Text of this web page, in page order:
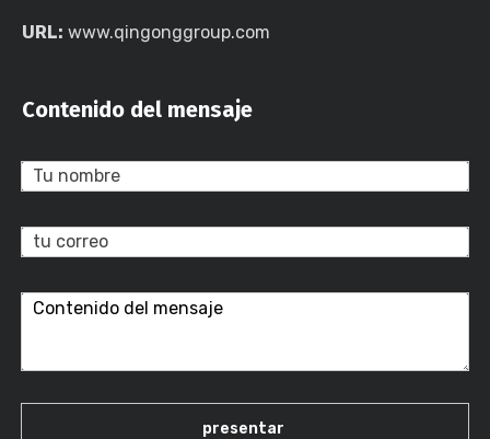
URL: www.qingonggroup.com
Contenido del mensaje